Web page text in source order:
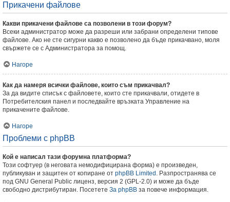
Прикачени файлове
Какви прикачени файлове са позволени в този форум?
Всеки администратор може да разреши или забрани определени типове
файлове. Ако не сте сигурни какво е позволено да бъде прикачвано, моля
свържете се с Администратора за помощ.
Нагоре
Как да намеря всички файлове, които съм прикачвал?
За да видите списък с файловете, които сте прикачвали, отидете в
Потребителския панел и последвайте връзката Управление на
прикачените файлове.
Нагоре
Проблеми с phpBB
Кой е написал тази форумна платформа?
Този софтуер (в неговата немодифицирана форма) е произведен,
публикуван и защитен от копиране от phpBB Limited . Разпространява се
под GNU General Public лиценз, версия 2 (GPL-2.0) и може да бъде
свободно дистрибутиран. Посетете За phpBB за повече информация.